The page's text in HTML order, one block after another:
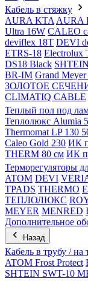
Кабель в стяжку
AURA KTA AURA
Ultra 16W CALEO
deviflex 18T DEVI
ETRS-18 Electrolux
DS18 Black
BR-IM Grand
ЗОЛОТОЕ
CLIMATIQ CABLE
Теплый пол под
Теплолюкс Alumia
Thermomat LP 130
Caleo Gold 230 ИК
THERM 80 см ИК
Терморегуляторы
ATOM DEVI
TPADS THERMO
ТЕПЛОЛЮКС
MEYER MENRED
Дополнительное
Назад
Кабель в трубу / на
ATOM Frost Protect
SHTEIN SWT-10